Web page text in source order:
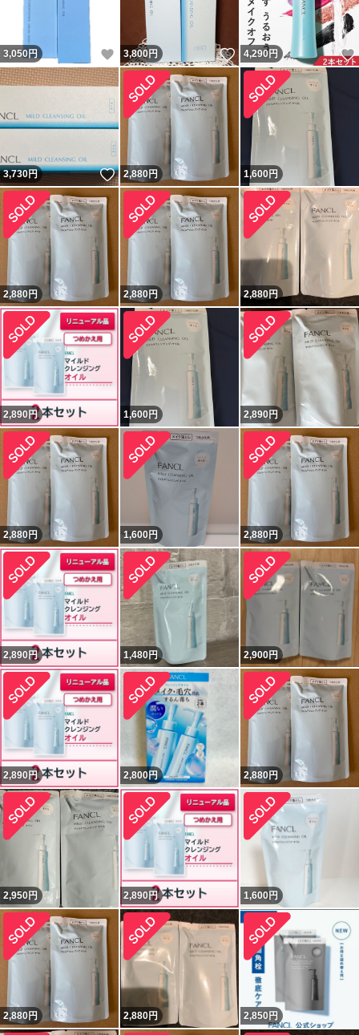
3,050円 いいね！
3,800円 いいね！
4,290円
3,730円 いいね！
2,880円 1,600円
2,880円 2,880円 2,880円
2,890 円 1,600円 2,890円
2,880円 1,600円 2,880円
2,890 円 1,480円 2,900円
2,890 円 2,800円 2,880円
2,950円 2,890 円 1,600円
2,880円 2,880円 2,850 円